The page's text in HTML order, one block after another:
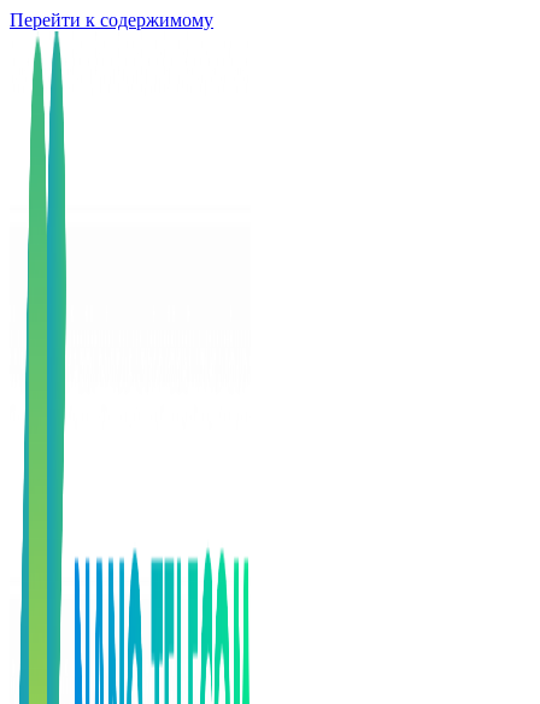
Перейти к содержимому